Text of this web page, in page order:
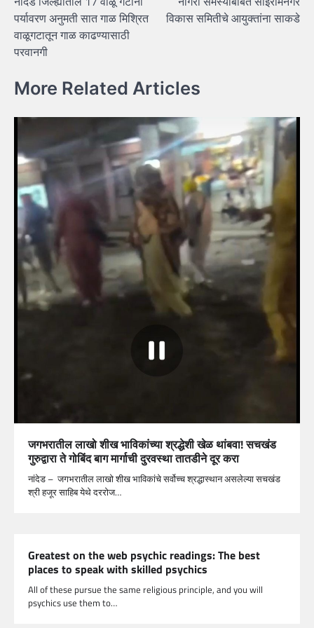
navigation
पर्यावरण अनुमती सात गाळ मिश्रित
वाळूगटातून गाळ काढण्‍यासाठी
परवानगी
विकास समितीचे आयुक्तांना साकडे
More Related Articles
जगभरातील लाखो शीख भाविकांच्या श्रद्धेशी खेळ थांबवा! सचखंड
गुरुद्वारा ते गोबिंद बाग मार्गाची दुरवस्था तातडीने दूर करा
नांदेड – जगभरातील लाखो शीख भाविकांचे सर्वोच्च श्रद्धास्थान असलेल्या सचखंड
श्री हजूर साहिब येथे दररोज…
Greatest on the web psychic readings: The best
places to speak with skilled psychics
All of these pursue the same religious principle, and you will
psychics use them to…